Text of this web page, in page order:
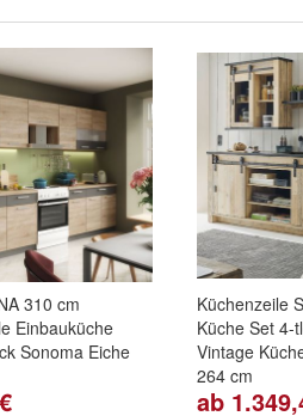
310 cm
Einbauküche
Sonoma Eiche
Küchenzeile
Küche Set 4-
Vintage
264 cm
Beleuchtung:
ab